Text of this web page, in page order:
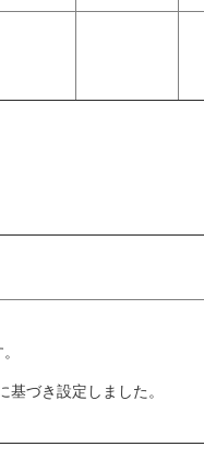
づき設定しました。